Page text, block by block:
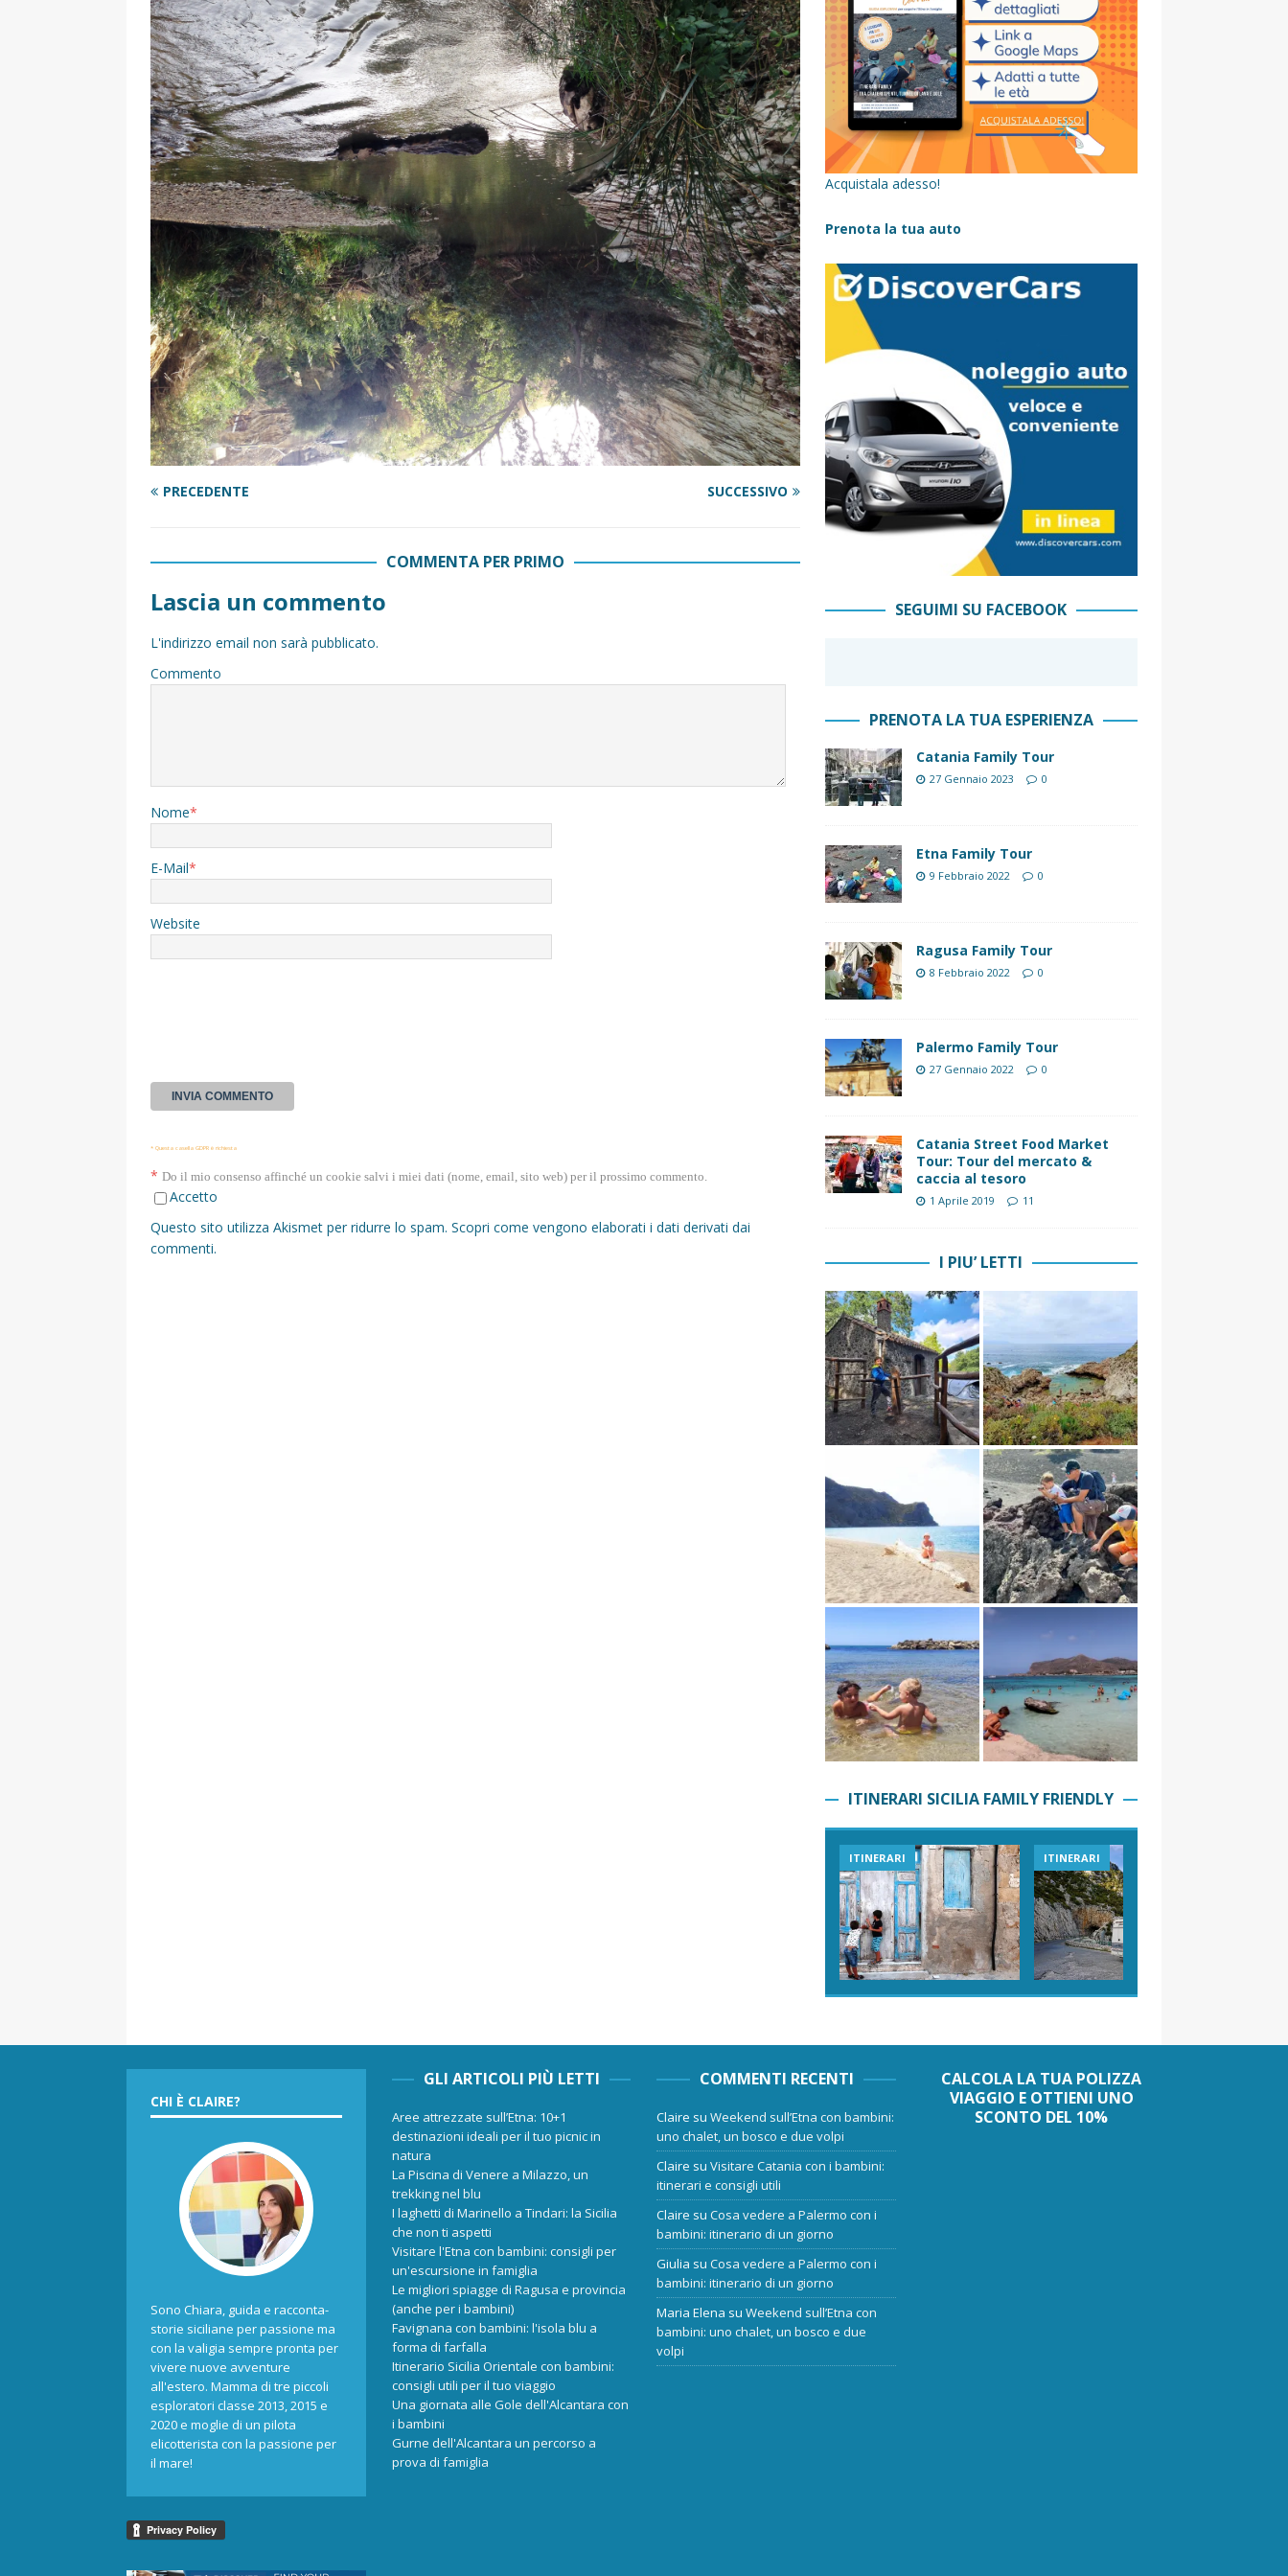
[ 17 Dicembre 2025 ] Organizzare un viaggio in Sicilia con i bambini (senza stress)
CONSIGLI
UTILI
[ 14 Settembre 2025 ] Rifugi e Bivacchi sull’Etna: Guida Completa per Famiglie
SENTIERI,
PARCHI NATURALI E AREE PICNIC
[ 2 Aprile 2025 ]
Escursioni in Sicilia con bambini: itinerari imperdibili (+ consigli utili)- Parte 1
VIAGGI IN SICILIA
[ 17 Settembre 2023 ] Vendemmia con i bambini in Sicilia, dove andare?
FATTORIE
DIDATTICHE
[ 19 Gennaio 2023 ] Visitare la Fiumara d’Arte con i bambini, quando la natura incontra l’arte
VIAGGI IN SICILIA
[ 20 Marzo 2022 ] Cosa fare in Sicilia con i bambini: mare, attività e tour a prova di famiglia
VIAGGI IN SICILIA
PRECEDENTE SUCCESSIVO
COMMENTA PER PRIMO
Lascia un commento
L'indirizzo email non sarà pubblicato.
Commento
Nome*
E-Mail*
Website
* Questa casella GDPR è richiesta
* Do il mio consenso affinché un cookie salvi i miei dati (nome, email, sito web) per il prossimo commento.
Accetto
Questo sito utilizza Akismet per ridurre lo spam. Scopri come vengono elaborati i dati derivati dai
commenti.
Acquistala adesso!
Prenota la tua auto
SEGUIMI SU FACEBOOK
PRENOTA LA TUA ESPERIENZA
Catania Family Tour
27 Gennaio 2023 0
Etna Family Tour
9 Febbraio 2022 0
Ragusa Family Tour
8 Febbraio 2022 0
Palermo Family Tour
27 Gennaio 2022 0
Catania Street Food Market
Tour: Tour del mercato &
caccia al tesoro
1 Aprile 2019 11
I PIU’ LETTI
ITINERARI SICILIA FAMILY FRIENDLY
ITINERARI ITINERARI
CHI È CLAIRE?
Sono Chiara, guida e racconta-
storie siciliane per passione ma
con la valigia sempre pronta per
vivere nuove avventure
all'estero. Mamma di tre piccoli
esploratori classe 2013, 2015 e
2020 e moglie di un pilota
elicotterista con la passione per
il mare!
GLI ARTICOLI PIÙ LETTI
Aree attrezzate sull’Etna: 10+1
destinazioni ideali per il tuo picnic in
natura
La Piscina di Venere a Milazzo, un
trekking nel blu
I laghetti di Marinello a Tindari: la Sicilia
che non ti aspetti
Visitare l'Etna con bambini: consigli per
un'escursione in famiglia
Le migliori spiagge di Ragusa e provincia
(anche per i bambini)
Favignana con bambini: l'isola blu a
forma di farfalla
Itinerario Sicilia Orientale con bambini:
consigli utili per il tuo viaggio
Una giornata alle Gole dell'Alcantara con
i bambini
Gurne dell'Alcantara un percorso a
prova di famiglia
COMMENTI RECENTI
Claire suWeekend sull’Etna con bambini:
uno chalet, un bosco e due volpi
Claire suVisitare Catania con i bambini:
itinerari e consigli utili
Claire suCosa vedere a Palermo con i
bambini: itinerario di un giorno
Giulia suCosa vedere a Palermo con i
bambini: itinerario di un giorno
Maria Elena suWeekend sull’Etna con
bambini: uno chalet, un bosco e due
volpi
CALCOLA LA TUA POLIZZA
VIAGGIO E OTTIENI UNO
SCONTO DEL 10%